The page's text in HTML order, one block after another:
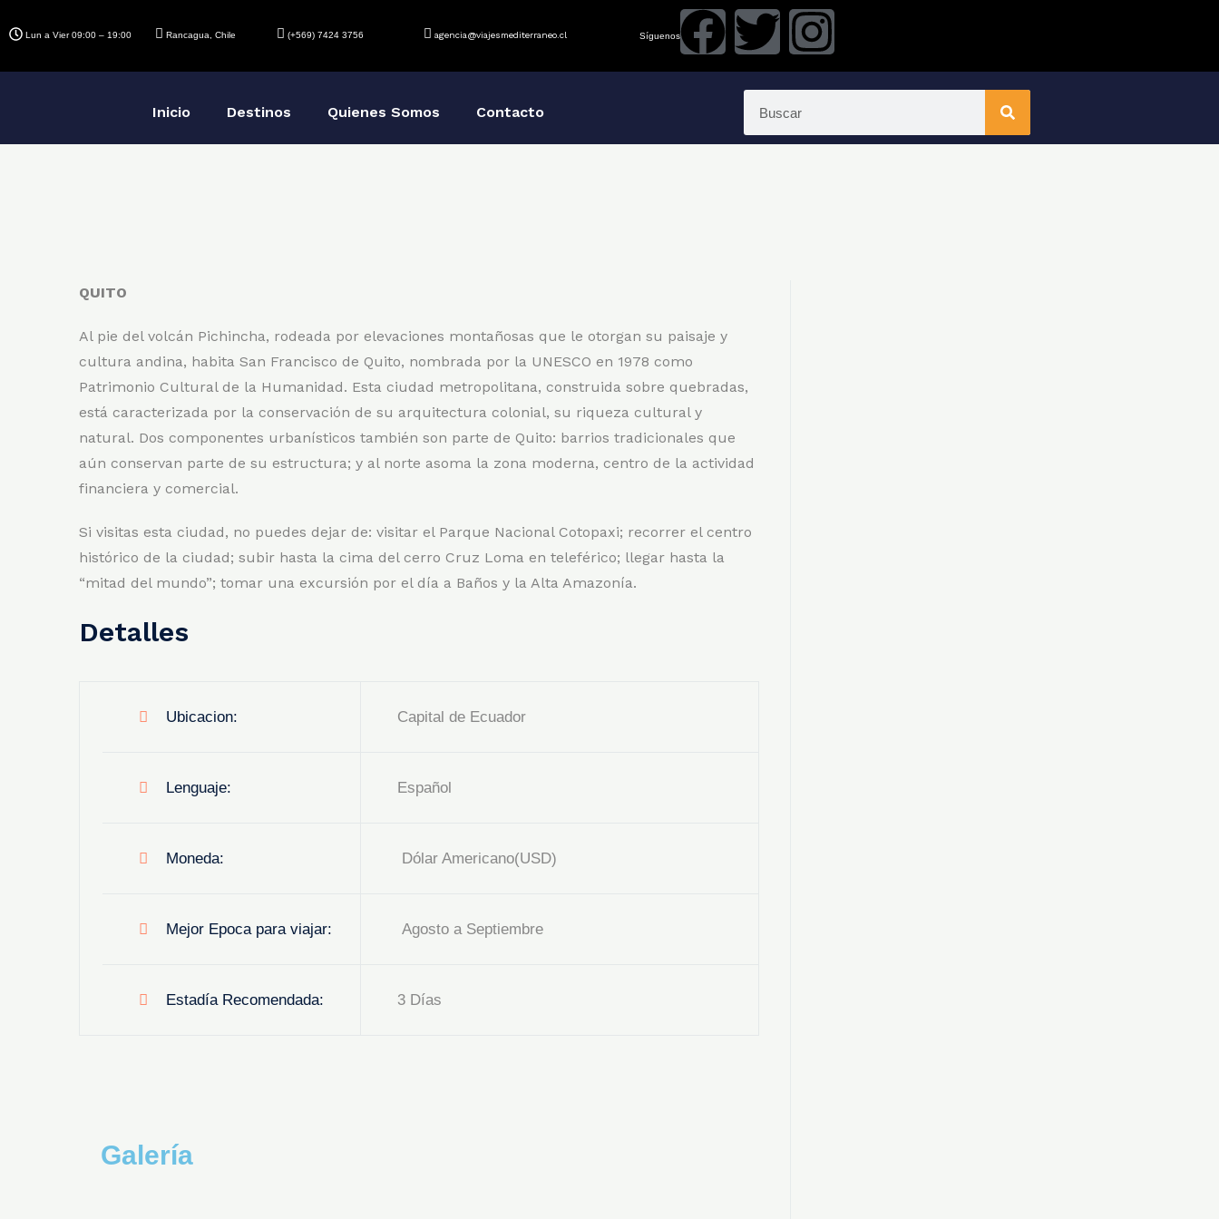
Lun a Vier 09:00 – 19:00 Rancagua, Chile (+569) 7424 3756 agencia@viajesmediterraneo.cl Síguenos
Inicio Destinos Quienes Somos Contacto
QUITO
Al pie del volcán Pichincha, rodeada por elevaciones montañosas que le otorgan su paisaje y
cultura andina, habita San Francisco de Quito, nombrada por la UNESCO en 1978 como
Patrimonio Cultural de la Humanidad. Esta ciudad metropolitana, construida sobre quebradas,
está caracterizada por la conservación de su arquitectura colonial, su riqueza cultural y
natural. Dos componentes urbanísticos también son parte de Quito: barrios tradicionales que
aún conservan parte de su estructura; y al norte asoma la zona moderna, centro de la actividad
financiera y comercial.
Si visitas esta ciudad, no puedes dejar de: visitar el Parque Nacional Cotopaxi; recorrer el centro
histórico de la ciudad; subir hasta la cima del cerro Cruz Loma en teleférico; llegar hasta la
“mitad del mundo”; tomar una excursión por el día a Baños y la Alta Amazonía.
Detalles
Ubicacion: Capital de Ecuador
Lenguaje: Español
Moneda: Dólar Americano(USD)
Mejor Epoca para viajar: Agosto a Septiembre
Estadía Recomendada: 3 Días
Galería